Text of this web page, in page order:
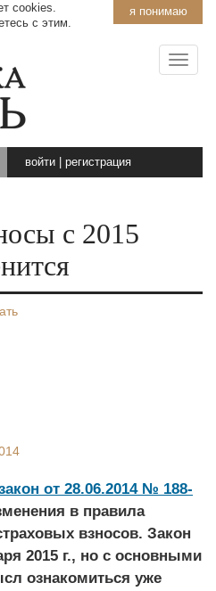
я понимаю
cookies.
с этим.
войти регистрация
с 2015
от 28.06.2014 № 188-
в правила
взносов. Закон
2015 г., но с основными
ознакомиться уже